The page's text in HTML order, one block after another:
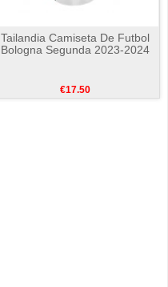
Tailandia Camiseta De Futbol
Bologna Segunda 2023-2024
€17.50